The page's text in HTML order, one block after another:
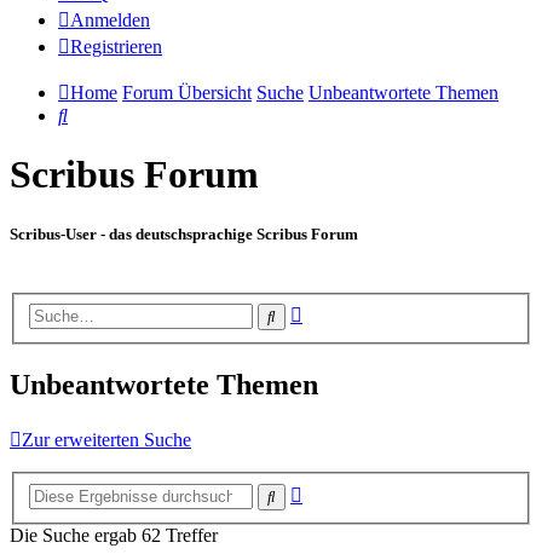
Anmelden
Registrieren
Home Forum Übersicht Suche Unbeantwortete Themen
Suche
Scribus Forum
Scribus-User - das deutschsprachige Scribus Forum
Suche
Unbeantwortete Themen
Zur erweiterten Suche
Suche
Die Suche ergab 62 Treffer